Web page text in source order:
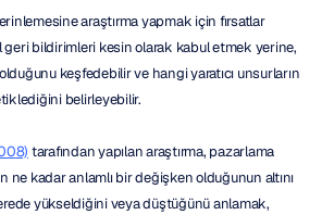
araştırma yapmak için fırsatlar
geri bildirimleri kesin olarak kabul etmek yerine,
keşfedebilir ve hangi yaratıcı unsurların
belirleyebilir.
tarafından yapılan araştırma, pazarlama
ne kadar anlamlı bir değişken olduğunun altını
yükseldiğini veya düştüğünü anlamak,